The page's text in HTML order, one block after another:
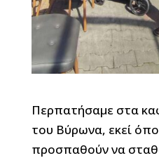
Περπατήσαμε στα
του Βύρωνα, εκεί
προσπαθούν να